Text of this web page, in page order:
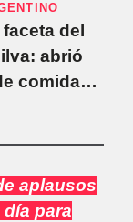
del
abrió
comidas
aplausos
para